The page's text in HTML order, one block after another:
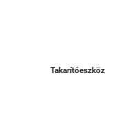
Takarítóeszköz